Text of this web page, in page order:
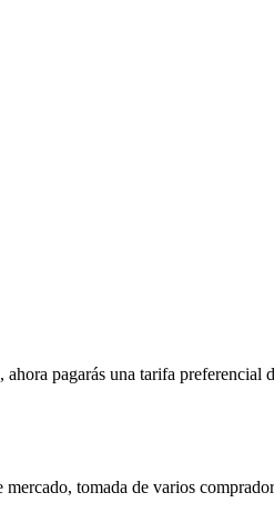
, ahora pagarás una tarifa preferencial
tomada de varios